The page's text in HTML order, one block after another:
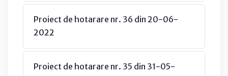
Proiect de hotarare nr. 36 din 20-06-
2022
Proiect de hotarare nr. 35 din 31-05-